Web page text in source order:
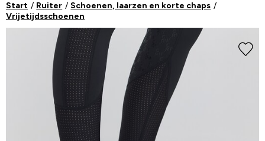
Start Ruiter
Schoenen, laarzen en korte chaps
Vrijetijdsschoenen